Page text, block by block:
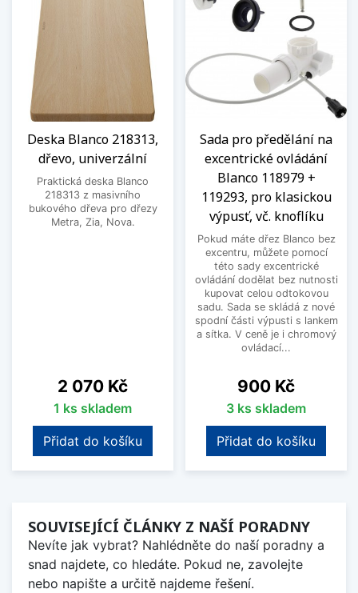
Deska Blanco 218313,
dřevo, univerzální
Praktická deska Blanco
218313 z masivního
bukového dřeva pro dřezy
Metra, Zia, Nova.
Cena
2 070 Kč
1 ks skladem
Přidat do košíku
Sada pro předělání na
excentrické ovládání
Blanco 118979 +
119293, pro klasickou
výpusť, vč. knoflíku
Pokud máte dřez Blanco bez
excentru, můžete pomocí
této sady excentrické
ovládání dodělat bez nutnosti
kupovat celou odtokovou
sadu. Sada se skládá z nové
spodní části výpusti s lankem
a sítka. V ceně je i chromový
ovládací...
Cena
900 Kč
3 ks skladem
Přidat do košíku
SOUVISEJÍCÍ ČLÁNKY Z NAŠÍ PORADNY
Nevíte jak vybrat? Nahlédněte do naší poradny a
snad najdete, co hledáte. Pokud ne, zavolejte
nebo napište a určitě najdeme řešení.